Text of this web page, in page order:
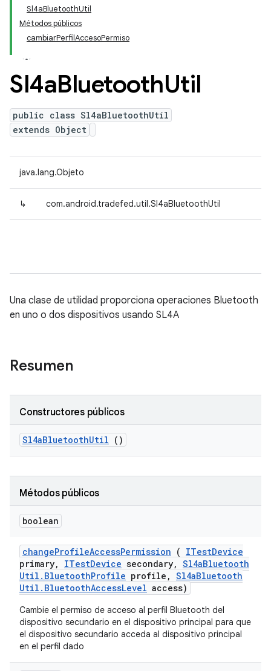
Sl4aBluetoothUtil
Métodos públicos
cambiarPerfilAccesoPermiso
Sl4aBluetoothUtil
public class Sl4aBluetoothUtil
extends Object
java.lang.Objeto
↳ com.android.tradefed.util.Sl4aBluetoothUtil
Una clase de utilidad proporciona operaciones Bluetooth
en uno o dos dispositivos usando SL4A
Resumen
Constructores públicos
Sl4aBluetoothUtil ()
Métodos públicos
boolean
changeProfileAccessPermission ( ITestDevice
primary, ITestDevice secondary, Sl4aBluetooth
Util . BluetoothProfile profile , Sl4aBluetooth
Util . BluetoothAccessLevel access)
Cambie el permiso de acceso al perfil Bluetooth del
dispositivo secundario en el dispositivo principal para que
el dispositivo secundario acceda al dispositivo principal
en el perfil dado